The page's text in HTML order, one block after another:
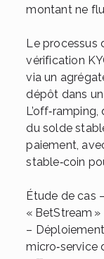
montant ne
Le processus
vérification
via un
dépôt dans
du solde
paiement,
stable‑coin
Étude de cas
« BetStream »
–
micro‑service